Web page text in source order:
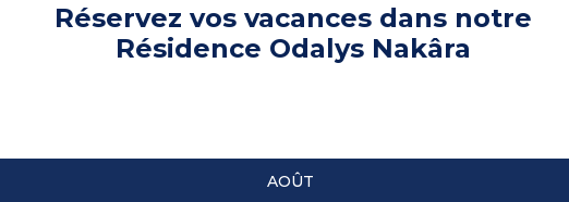
Réservez vos vacances dans notre
Résidence Odalys Nakâra
AOÛT